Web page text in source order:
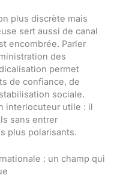
plus discrète mais
sert aussi de canal
encombrée. Parler
des
permet
de confiance, de
sociale.
interlocuteur utile : il
sans entrer
plus polarisants.
: un champ qui